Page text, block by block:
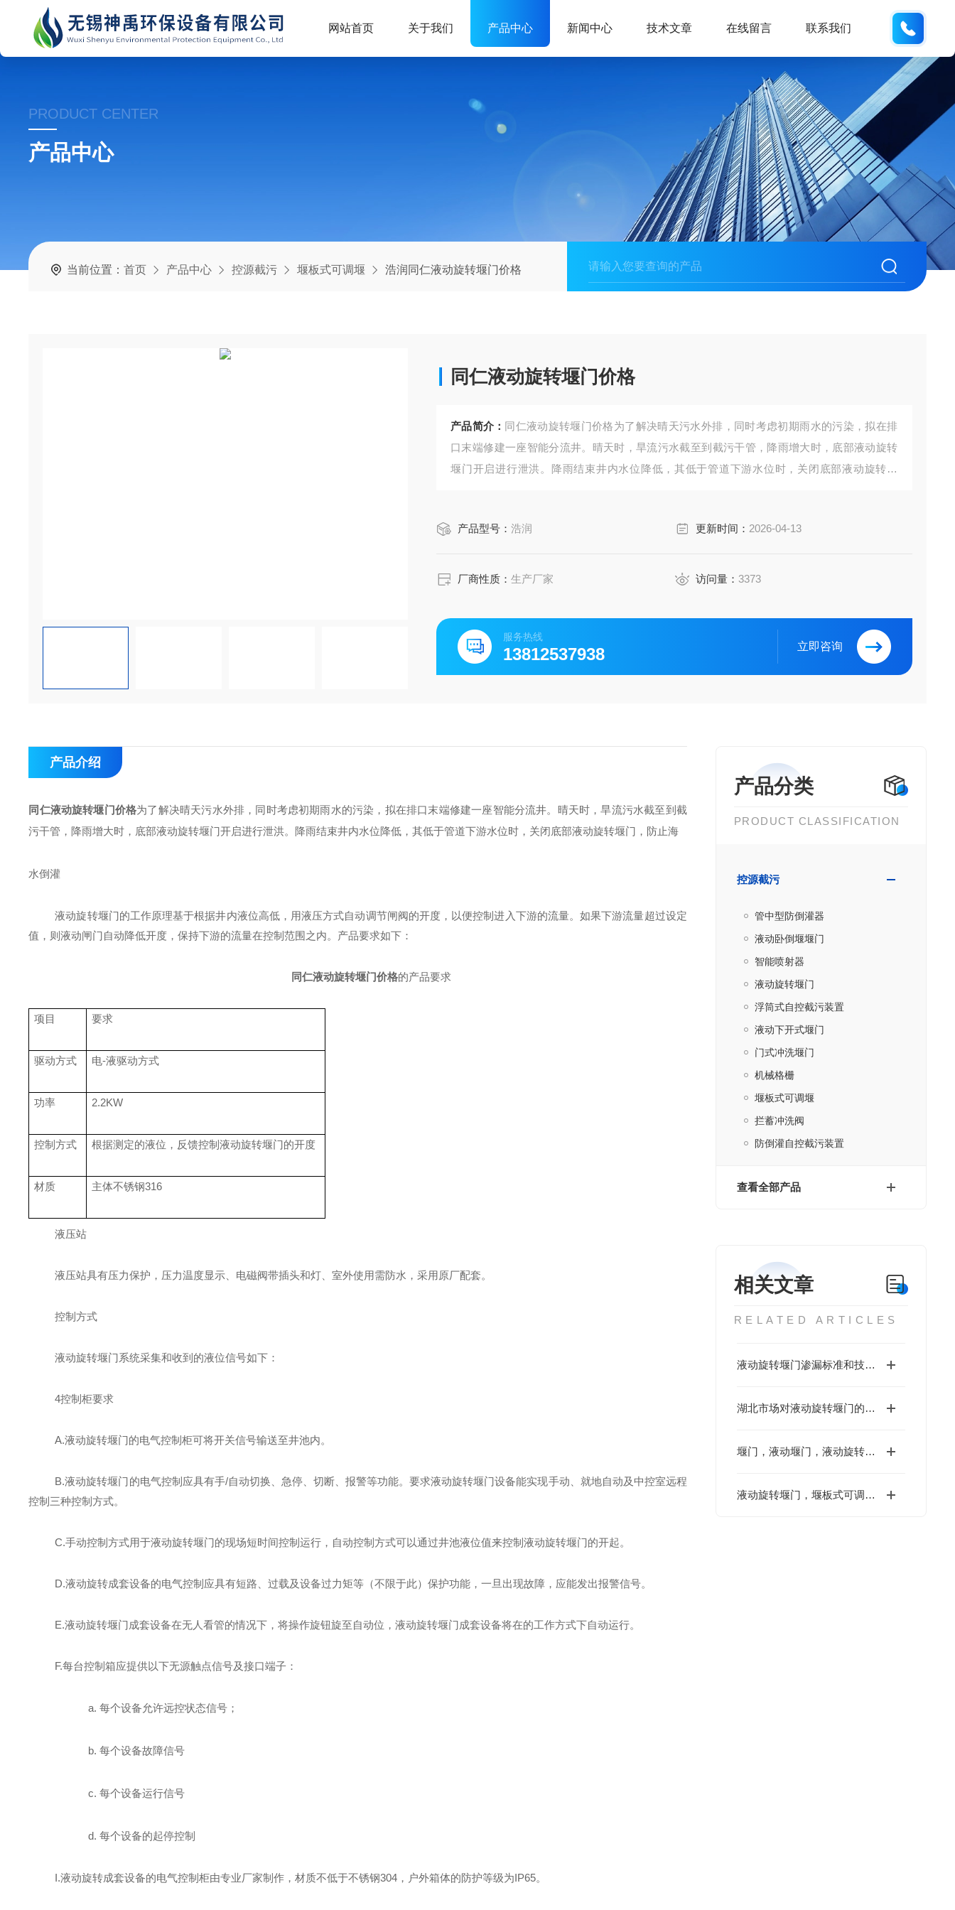
网站首页 关于我们 产品中心 新闻中心 技术文章 在线留言 联系我们
PRODUCT CENTER
产品中心
当前位置：首页 产品中心 控源截污 堰板式可调堰 浩润同仁液动旋转堰门价格
同仁液动旋转堰门价格
产品简介： 同仁液动旋转堰门价格为了解决晴天污水外排，同时考虑初期雨水的污染，拟在排
口末端修建一座智能分流井。晴天时，旱流污水截至到截污干管，降雨增大时，底部液动旋转
堰门开启进行泄洪。降雨结束井内水位降低，其低于管道下游水位时，关闭底部液动旋转堰
便控制进入下游的流量。如果下游流量超过设定值，则液动闸门自动降低开
产品型号：浩润 更新时间： 2026-04-13
厂商性质：生产厂家 访问量： 3373
服务热线
13812537938 立即咨询
产品分类
PRODUCT CLASSIFICATION
控源截污
管中型防倒灌器
液动卧倒堰堰门
智能喷射器
液动旋转堰门
浮筒式自控截污装置
液动下开式堰门
门式冲洗堰门
机械格栅
堰板式可调堰
拦蓄冲洗阀
防倒灌自控截污装置
查看全部产品
相关文章
RELATED ARTICLES
液动旋转堰门渗漏标准和技术要求
湖北市场对液动旋转堰门的技术规范
堰门，液动堰门，液动旋转堰门技术说明
液动旋转堰门，堰板式可调堰技术交底
产品介绍
同仁液动旋转堰门价格为了解决晴天污水外排，同时考虑初期雨水的污染，拟在排口末端修建一座智能分流井。晴天时，旱流污水截至到 截
污干管，降雨增大时， 底部液动旋转堰门开启进行泄洪。降雨结束井内水位降低，其低于管道下游水位时，关闭底部液动旋转堰门，防止海
水倒灌
液动旋转堰门的工作原理基于根据井内液位高低，用液压方式自动调节闸阀的开度，以便控制进入下游的流量。如果下游流量超过设定
值，则液动闸门自动降低开度 ，保持下游的流量在控制范围之内。产品要求如下：
同仁液动旋转堰门价格的产品要求
项目 要求
驱动方式 电-液驱动方式
功率 2.2KW
控制方式 根据测定的液位 ，反馈控制液动旋转堰门的开度
材质 主体不锈钢316
液压站
液压站具有压力保护，压力温度显示、电磁阀带插头和灯、室外使用需防水，采用原厂配套。
控制方式
液动旋转堰门系统采集和收到的液位信号如下：
4控制柜要求
A.液动旋转堰门的电气控制柜可将开关信号输送至井池内。
B.液动旋转堰门的电气控制应具有手/自动切换、急停、切断、报警等功能。要求液动旋转堰门设备能实现手动、就地自动及中控室远程
控制三种控制方式。
C.手动控制方式用于液动旋转堰门的现场短时间控制运行，自动控制方式可以通过井池液位值来控制液动旋转堰门的开起。
D.液动旋转成套设备的电气控制应具有短路、过载及设备过力矩等（不限于此）保护功能，一旦出现故障，应能发出报警信号。
E.液动旋转堰门成套设备在无人看管的情况下，将操作旋钮旋至自动位，液动旋转堰门成套设备将在的工作方式下自动运行。
F.每台控制箱应提供以下无源触点信号及接口端子：
a.每个设备允许远控状态信号；
b.每个设备故障信号
c.每个设备运行信号
d.每个设备的起停控制
I.液动旋转成套设备的电气控制柜由专业厂家制作，材质不低于不锈钢304 ，户外箱体的防护等级为IP65。